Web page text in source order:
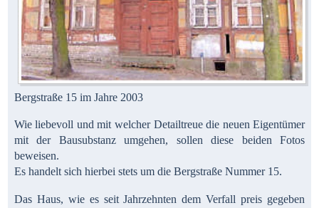
Bergstraße 15 im Jahre 2003
Wie liebevoll und mit welcher Detailtreue die neuen Eigentümer
mit der Bausubstanz umgehen, sollen diese beiden Fotos
beweisen.
Es handelt sich hierbei stets um die Bergstraße Nummer 15.
Das Haus, wie es seit Jahrzehnten dem Verfall preis gegeben